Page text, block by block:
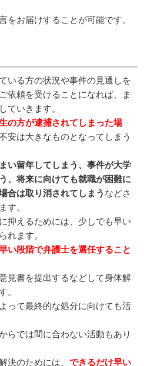
をお届けすることが可能です。
いる方の状況や事件の見通しを
依頼を受けることになれば、ま
ていきます。
の方が逮捕されてしまった場
安は大きなものとなってしまう
い留年してしまう、事件が大学
、将来に向けても就職が困難に
合は取り消されてしまう などさ
す。
抑えるためには、少しでも早い
れます。
い段階で弁護士を選任すること
見書を提出するなどして身体解
。
って最終的な処分に向けても活
らでは間に合わない活動もあり
決のためには、できるだけ早い